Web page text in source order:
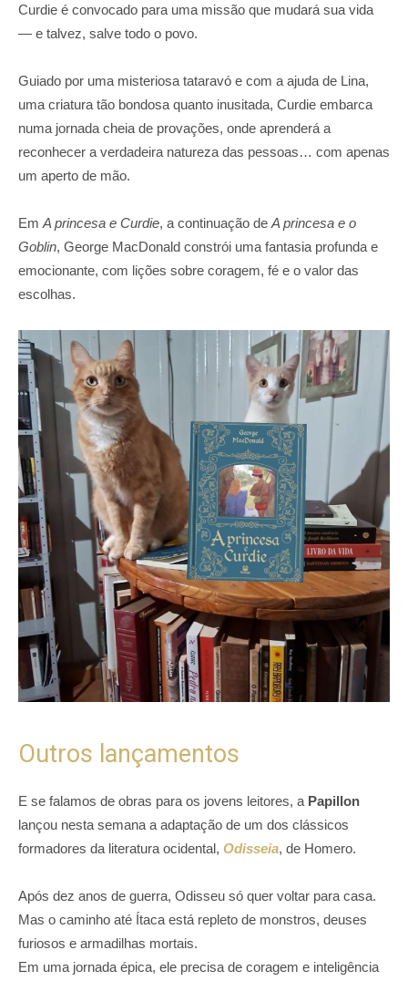
Curdie é convocado para uma missão que mudará sua vida
— e talvez, salve todo o povo.
Guiado por uma misteriosa tataravó e com a ajuda de Lina,
uma criatura tão bondosa quanto inusitada, Curdie embarca
numa jornada cheia de provações, onde aprenderá a
reconhecer a verdadeira natureza das pessoas… com apenas
um aperto de mão.
Em A princesa e Curdie, a continuação de A princesa e o
Goblin, George MacDonald constrói uma fantasia profunda e
emocionante, com lições sobre coragem, fé e o valor das
escolhas.
Outros lançamentos
E se falamos de obras para os jovens leitores, a Papillon
lançou nesta semana a adaptação de um dos clássicos
formadores da literatura ocidental, Odisseia, de Homero.
Após dez anos de guerra, Odisseu só quer voltar para casa.
Mas o caminho até Ítaca está repleto de monstros, deuses
furiosos e armadilhas mortais.
Em uma jornada épica, ele precisa de coragem e inteligência